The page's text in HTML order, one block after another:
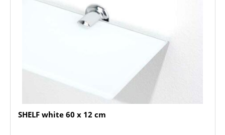
SHELF white 60 x 12 cm